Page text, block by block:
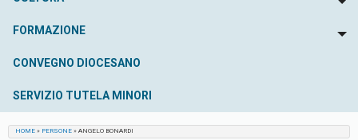
FORMAZIONE
CONVEGNO DIOCESANO
SERVIZIO TUTELA MINORI
HOME » PERSONE » ANGELO BONARDI